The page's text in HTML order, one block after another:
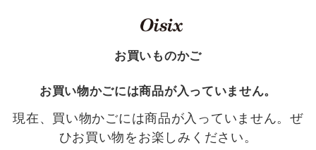
お買いものかご
お買い物かごには商品が入っていません。
現在、買い物かごには商品が入っていません。ぜ
ひお買い物をお楽しみください。